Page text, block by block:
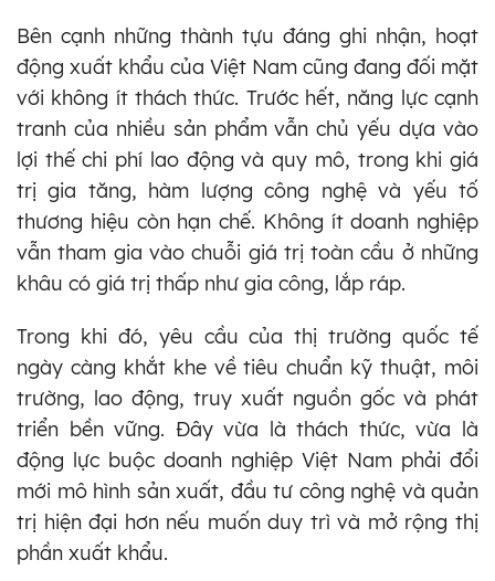
Bên cạnh những thành tựu đáng ghi nhận, hoạt
động xuất khẩu của Việt Nam cũng đang đối mặt
với không ít thách thức. Trước hết, năng lực cạnh
tranh của nhiều sản phẩm vẫn chủ yếu dựa vào
lợi thế chi phí lao động và quy mô, trong khi giá
trị gia tăng, hàm lượng công nghệ và yếu tố
thương hiệu còn hạn chế. Không ít doanh nghiệp
vẫn tham gia vào chuỗi giá trị toàn cầu ở những
khâu có giá trị thấp như gia công, lắp ráp.
Trong khi đó, yêu cầu của thị trường quốc tế
ngày càng khắt khe về tiêu chuẩn kỹ thuật, môi
trường, lao động, truy xuất nguồn gốc và phát
triển bền vững. Đây vừa là thách thức, vừa là
động lực buộc doanh nghiệp Việt Nam phải đổi
mới mô hình sản xuất, đầu tư công nghệ và quản
trị hiện đại hơn nếu muốn duy trì và mở rộng thị
phần xuất khẩu.